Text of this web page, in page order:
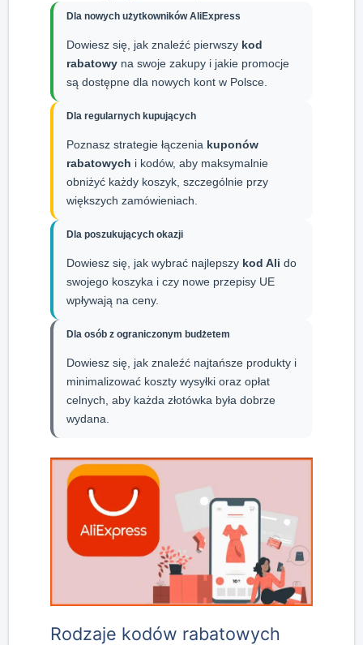
Dla nowych użytkowników AliExpress
Dowiesz się, jak znaleźć pierwszy kod
rabatowy na swoje zakupy i jakie promocje
są dostępne dla nowych kont w Polsce.
Dla regularnych kupujących
Poznasz strategie łączenia kuponów
rabatowych i kodów, aby maksymalnie
obniżyć każdy koszyk, szczególnie przy
większych zamówieniach.
Dla poszukujących okazji
Dowiesz się, jak wybrać najlepszy kod Ali do
swojego koszyka i czy nowe przepisy UE
wpływają na ceny.
Dla osób z ograniczonym budżetem
Dowiesz się, jak znaleźć najtańsze produkty i
minimalizować koszty wysyłki oraz opłat
celnych, aby każda złotówka była dobrze
wydana.
Rodzaje kodów rabatowych